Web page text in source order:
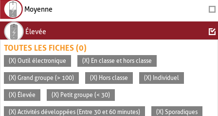
Moyenne
Élevée
TOUTES LES FICHES (0)
(X) Outil électronique (X) En classe et hors classe
(X) Grand groupe (> 100) (X) Hors classe (X) Individuel
(X) Élevée (X) Petit groupe (< 30)
(X) Activités développées (Entre 30 et 60 minutes) (X) Sporadiques